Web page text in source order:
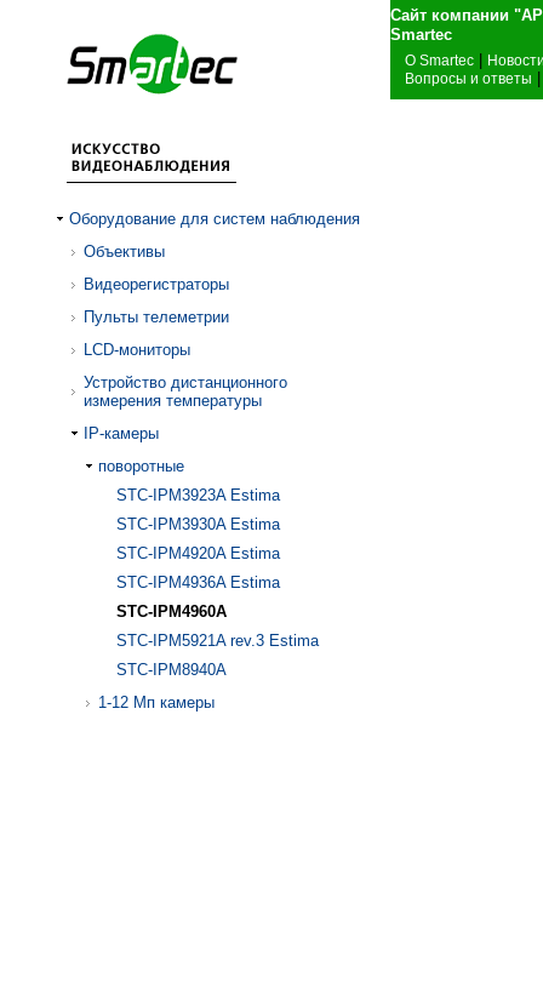
Сайт компании
О Smartec
Вопросы и ответы
Оборудование для систем наблюдения
Объективы
Видеорегистраторы
Пульты телеметрии
LCD-мониторы
Устройство дистанционного
измерения температуры
IP-камеры
поворотные
STC-IPM3923A Estima
STC-IPM3930A Estima
STC-IPM4920A Estima
STC-IPM4936A Estima
STC-IPM4960A
STC-IPM5921A rev.3 Estima
STC-IPM8940A
1-12 Mп камеры